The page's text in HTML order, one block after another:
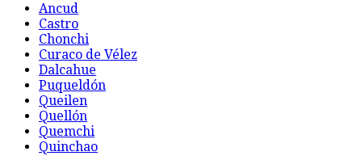
Ancud
Castro
Chonchi
Curaco de Vélez
Dalcahue
Puqueldón
Queilen
Quellón
Quemchi
Quinchao